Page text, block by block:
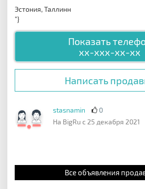
Эстония, Таллинн
"}
Показать
xx-xxx-xx-xx
Написать
stasnamin
0
На BigRu с 25 декабря 2021
Все объявления